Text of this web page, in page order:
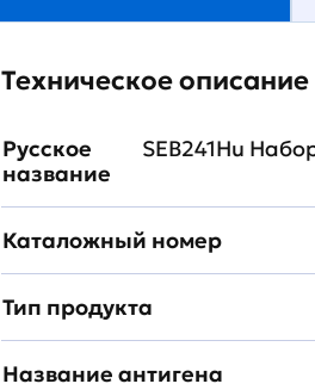
Техническое описание
Русское
название
SEB241Hu
Каталожный номер
Тип продукта
Название антигена